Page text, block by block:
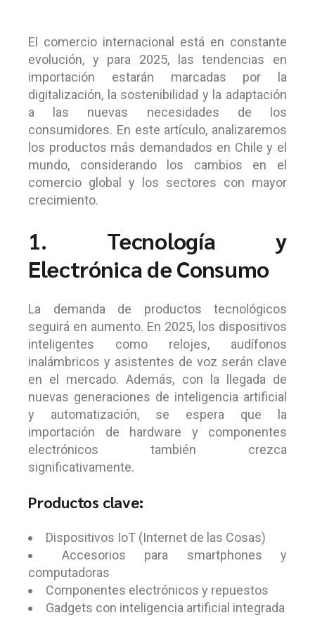
El comercio internacional está en constante
evolución, y para 2025, las tendencias en
importación estarán marcadas por la
digitalización, la sostenibilidad y la adaptación
a las nuevas necesidades de los
consumidores. En este artículo, analizaremos
los productos más demandados en Chile y el
mundo, considerando los cambios en el
comercio global y los sectores con mayor
crecimiento.
1. Tecnología y
Electrónica de Consumo
La demanda de productos tecnológicos
seguirá en aumento. En 2025, los dispositivos
inteligentes como relojes, audífonos
inalámbricos y asistentes de voz serán clave
en el mercado. Además, con la llegada de
nuevas generaciones de inteligencia artificial
y automatización, se espera que la
importación de hardware y componentes
electrónicos también crezca
significativamente.
Productos clave:
Dispositivos IoT (Internet de las Cosas)
Accesorios para smartphones y
computadoras
Componentes electrónicos y repuestos
Gadgets con inteligencia artificial integrada